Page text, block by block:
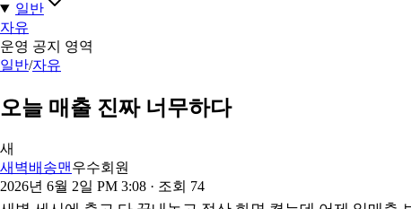
일반
자유
운영 공지 영역
일반/자유
오늘 매출 진짜 너무하다
새
새벽배송맨 우수회원
2026년 6월 2일 PM 3:08 · 조회 74